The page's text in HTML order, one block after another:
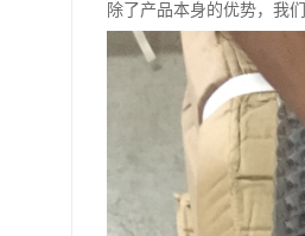
除了产品本身的优势，我